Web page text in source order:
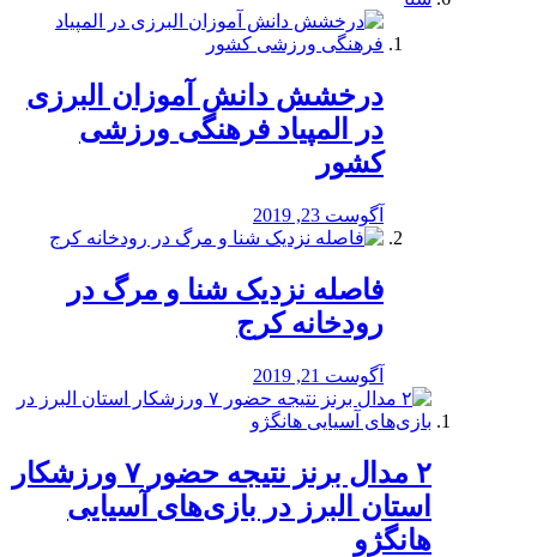
درخشش دانش آموزان البرزی
در المپیاد فرهنگی ورزشی
کشور
آگوست 23, 2019
️فاصله نزدیک شنا و مرگ در
رودخانه کرج
آگوست 21, 2019
۲ مدال برنز نتیجه حضور ۷ ورزشکار
استان البرز در بازی‌های آسیایی
هانگژو